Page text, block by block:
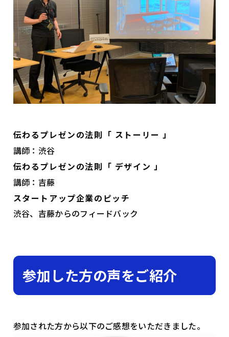
伝わるプレゼンの法則「 ストーリー 」
講師：渋谷
伝わるプレゼンの法則「 デザイン 」
講師：吉藤
スタートアップ企業のピッチ
渋谷、吉藤からのフィードバック
参加した方の声をご紹介
参加された方から以下のご感想をいただきました。